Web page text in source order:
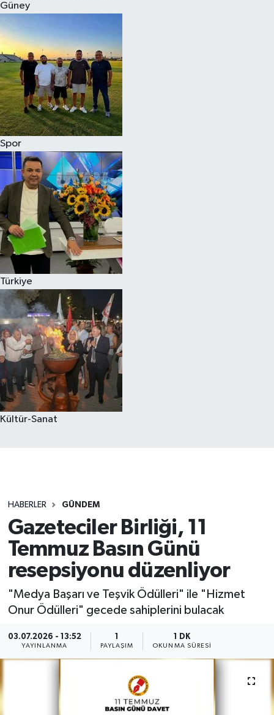
Güney
Spor
Türkiye
Kültür-Sanat
HABERLER GÜNDEM
Gazeteciler Birliği, 11
Temmuz Basın Günü
resepsiyonu düzenliyor
"Medya Başarı ve Teşvik Ödülleri" ile "Hizmet
Onur Ödülleri" gecede sahiplerini bulacak
03.07.2026 - 13:52
YAYINLANMA
1
PAYLAŞIM
1 DK
OKUNMA SÜRESI